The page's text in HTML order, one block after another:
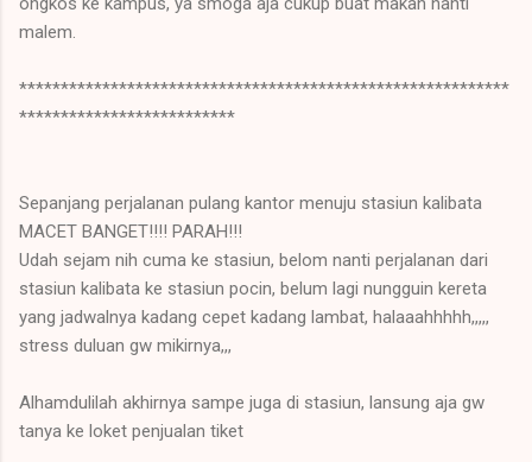
malem.
***********************************************************
**************************
Sepanjang perjalanan pulang kantor menuju stasiun kalibata
MACET BANGET!!!! PARAH!!!
Udah sejam nih cuma ke stasiun, belom nanti perjalanan dari
stasiun kalibata ke stasiun pocin, belum lagi nungguin kereta
yang jadwalnya kadang cepet kadang lambat, halaaahhhhh,,,,,
stress duluan gw mikirnya,,,
Alhamdulilah akhirnya sampe juga di stasiun, lansung aja gw
tanya ke loket penjualan tiket